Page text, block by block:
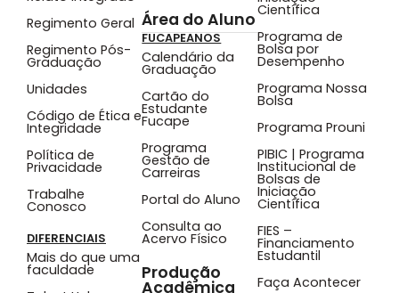
Regimento Geral
Regimento Pós-
Graduação
Unidades
Código de Ética e
Integridade
Política de
Privacidade
Trabalhe
Conosco
DIFERENCIAIS
Mais do que uma
faculdade
Área do Aluno
FUCAPEANOS
Calendário da
Graduação
Cartão do
Estudante
Fucape
Programa
Gestão de
Carreiras
Portal do Aluno
Consulta ao
Acervo Físico
Produção
Acadêmica
Científica
Programa de
Bolsa por
Desempenho
Programa Nossa
Bolsa
Programa Prouni
PIBIC | Programa
Institucional de
Bolsas de
Iniciação
Científica
FIES –
Financiamento
Estudantil
Faça Acontecer